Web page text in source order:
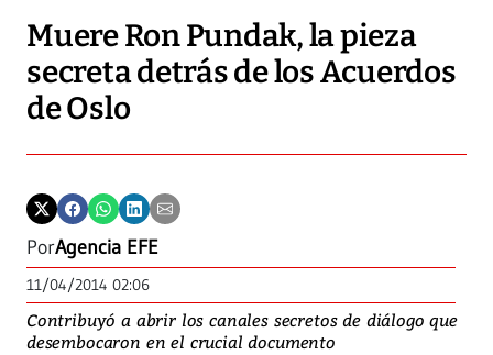
Muere Ron Pundak, la pieza
secreta detrás de los Acuerdos
de Oslo
PorAgencia EFE
11/04/2014 02:06
Contribuyó a abrir los canales secretos de diálogo que
desembocaron en el crucial documento